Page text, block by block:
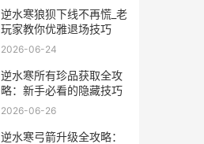
逆水寒狼狈下线不再慌_老
玩家教你优雅退场技巧
2026-06-24
逆水寒所有珍品获取全攻
略：新手必看的隐藏技巧
2026-06-26
逆水寒弓箭升级全攻略：